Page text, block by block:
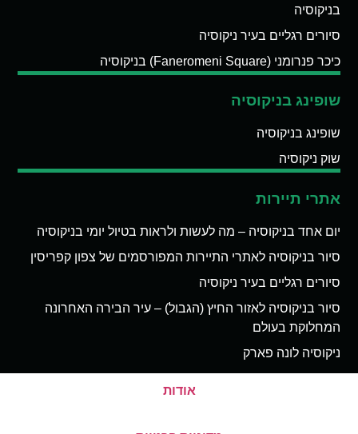
בניקוסיה
סיורים רגליים בעיר ניקוסיה
כיכר פנרומני (Faneromeni Square) בניקוסיה
שופינג בניקוסיה
שופינג בניקוסיה
שוק ניקוסיה
אתרי תיירות
יום אחד בניקוסיה – מה לעשות ולראות בטיול יומי בניקוסיה
סיור בניקוסיה לאתרי התיירות המפורסמים של צפון קפריסין
סיורים רגליים בעיר ניקוסיה
סיור בניקוסיה לאזור החיץ (הגבול) – עיר הבירה האחרונה
המחלוקת בעולם
ניקוסיה לונה פארק
אודות